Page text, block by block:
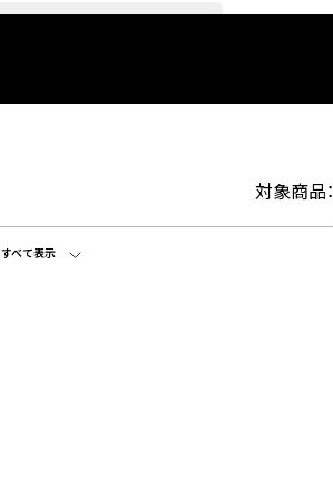
対象商品：
すべて表示